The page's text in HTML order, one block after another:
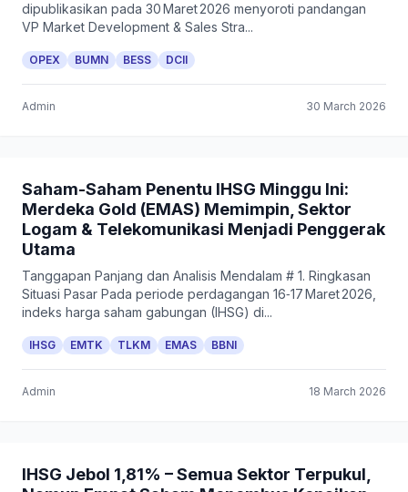
dipublikasikan pada 30 Maret 2026 menyoroti pandangan
VP Market Development & Sales Stra...
OPEX BUMN BESS DCII
Admin 30 March 2026
Saham-Saham Penentu IHSG Minggu Ini:
Merdeka Gold (EMAS) Memimpin, Sektor
Logam & Telekomunikasi Menjadi Penggerak
Utama
Tanggapan Panjang dan Analisis Mendalam # 1. Ringkasan
Situasi Pasar Pada periode perdagangan 16‑17 Maret 2026,
indeks harga saham gabungan (IHSG) di...
IHSG EMTK TLKM EMAS BBNI
Admin 18 March 2026
IHSG Jebol 1,81% – Semua Sektor Terpukul,